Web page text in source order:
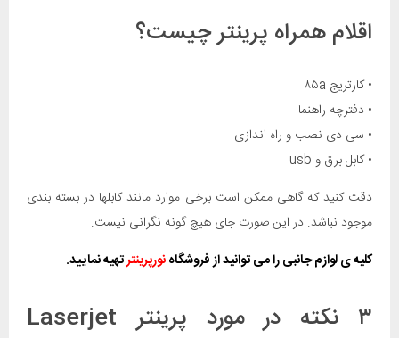
اقلام همراه پرینتر چیست؟
• کارتریج ۸۵a
• دفترچه راهنما
• سی دی نصب و راه اندازی
• کابل برق و usb
دقت کنید که گاهی ممکن است برخی موارد مانند کابلها در بسته بندی
موجود نباشد. در این صورت جای هیچ گونه نگرانی نیست.
کلیه ی لوازم جانبی را می توانید از فروشگاهنورپرینترتهیه نمایید.
۳ نکته در مورد پرینتر Laserjet